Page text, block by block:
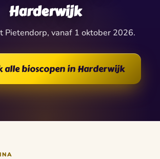
Harderwijk
Pietendorp, vanaf 1 oktober 2026.
bioscopen in Harderwijk